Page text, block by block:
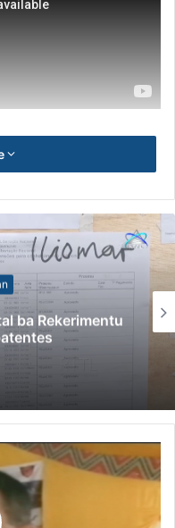
ba Rekerimentu